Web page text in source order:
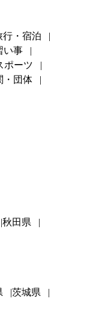
行・宿泊
い事
ポーツ
・団体
秋田県
茨城県